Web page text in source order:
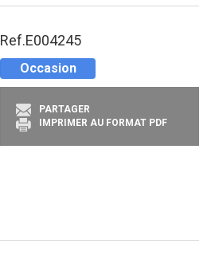
Ref.E004245
Occasion
PARTAGER
IMPRIMER AU FORMAT PDF